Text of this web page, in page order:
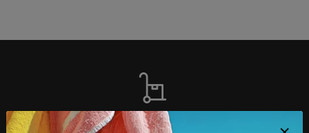
LIVRAISON OFFERTE